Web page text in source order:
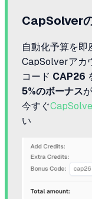
CapSolver
自動化予算を即
CapSolverアカ
コード CAP26
5%のボーナス
今すぐ
い